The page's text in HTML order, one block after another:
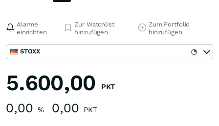
Alarme
einrichten
Zur Watchlist
hinzufügen
Zum Portfolio
hinzufügen
STOXX
5.600,00 PKT
0,00 % 0,00 PKT